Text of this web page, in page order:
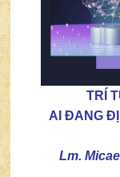
TRÍ
AI ĐANG
Lm.